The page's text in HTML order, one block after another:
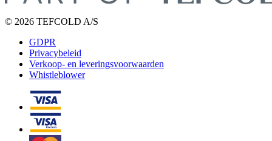
© 2026 TEFCOLD A/S
GDPR
Privacybeleid
Verkoop- en leveringsvoorwaarden
Whistleblower